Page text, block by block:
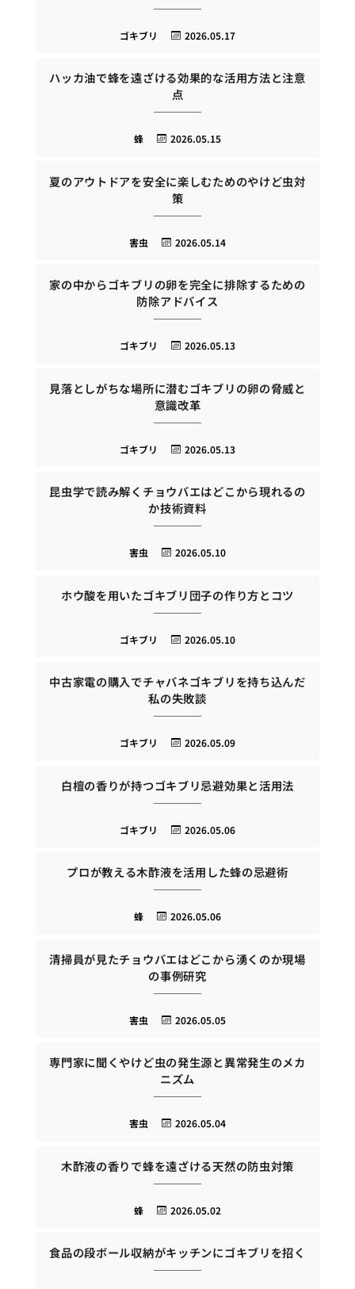
2026.05.17
ゴキブリ
ハッカ油で蜂を遠ざける効果的な活用方法と注意
点
2026.05.15
蜂
夏のアウトドアを安全に楽しむためのやけど虫対
策
2026.05.14
害虫
家の中からゴキブリの卵を完全に排除するための
防除アドバイス
2026.05.13
ゴキブリ
見落としがちな場所に潜むゴキブリの卵の脅威と
意識改革
2026.05.13
ゴキブリ
昆虫学で読み解くチョウバエはどこから現れるの
か技術資料
2026.05.10
害虫
ホウ酸を用いたゴキブリ団子の作り方とコツ
2026.05.10
ゴキブリ
中古家電の購入でチャバネゴキブリを持ち込んだ
私の失敗談
2026.05.09
ゴキブリ
白檀の香りが持つゴキブリ忌避効果と活用法
2026.05.06
ゴキブリ
プロが教える木酢液を活用した蜂の忌避術
2026.05.06
蜂
清掃員が見たチョウバエはどこから湧くのか現場
の事例研究
2026.05.05
害虫
専門家に聞くやけど虫の発生源と異常発生のメカ
ニズム
2026.05.04
害虫
木酢液の香りで蜂を遠ざける天然の防虫対策
2026.05.02
蜂
食品の段ボール収納がキッチンにゴキブリを招く